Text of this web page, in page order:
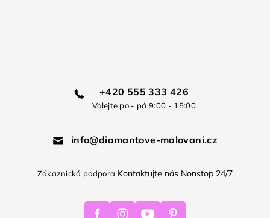
+420 555 333 426
Volejte po - pá 9:00 - 15:00
info@diamantove-malovani.cz
Zákaznická podpora Kontaktujte nás Nonstop 24/7
FacebookInstagramYoutube Pinterest